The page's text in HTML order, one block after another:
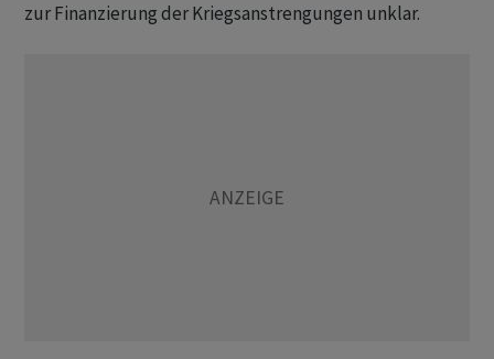
zur Finanzierung der Kriegsanstrengungen unklar.